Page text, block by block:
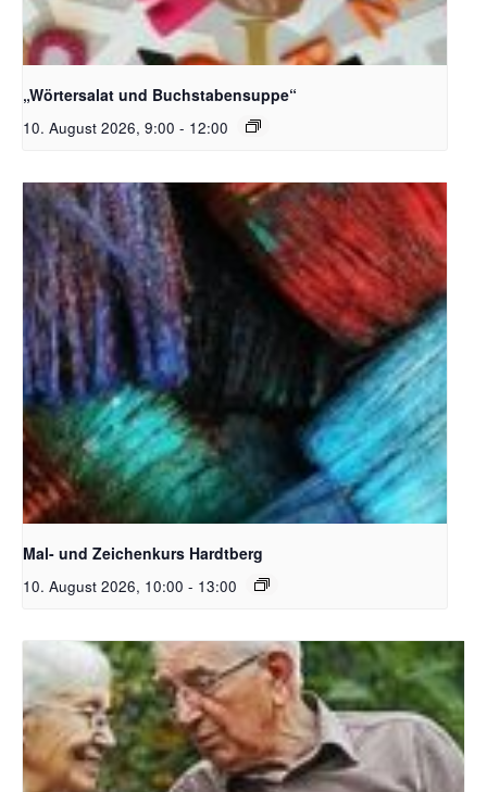
Bildquelle_ Pixabay Free_Christoph Meinersmann
„Wörtersalat und Buchstabensuppe“
10. August 2026, 9:00 - 12:00
Unsplash_RhondaK Native Florida Folk Artist
Mal- und Zeichenkurs Hardtberg
10. August 2026, 10:00 - 13:00